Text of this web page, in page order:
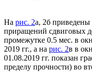
На рис. 2а, 2б
приращений сдвиговых
промежутке 0.5 мес. в
2019 гг., а на рис. 2в в
01.08.2019 гг. показан
пределу прочности) во